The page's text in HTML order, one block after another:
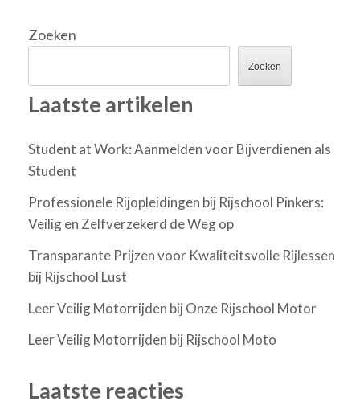
Zoeken
Zoeken
Laatste artikelen
Student at Work: Aanmelden voor Bijverdienen als
Student
Professionele Rijopleidingen bij Rijschool Pinkers:
Veilig en Zelfverzekerd de Weg op
Transparante Prijzen voor Kwaliteitsvolle Rijlessen
bij Rijschool Lust
Leer Veilig Motorrijden bij Onze Rijschool Motor
Leer Veilig Motorrijden bij Rijschool Moto
Laatste reacties